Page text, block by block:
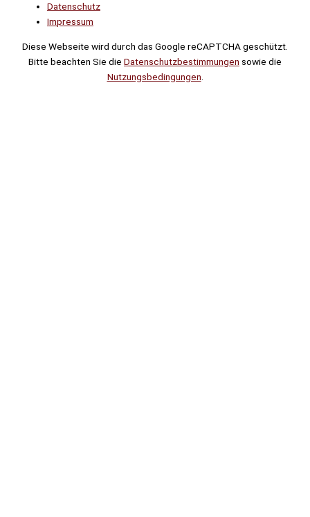
Datenschutz
Impressum
Diese Webseite wird durch das Google reCAPTCHA geschützt.
Bitte beachten Sie die Datenschutzbestimmungen sowie die
Nutzungsbedingungen